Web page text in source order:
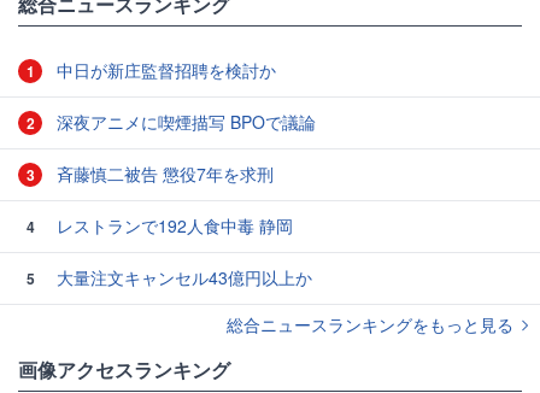
1 中日が新庄監督招聘を検討か
2 深夜アニメに喫煙描写 BPOで議論
3 斉藤慎二被告 懲役7年を求刑
4 レストランで192人食中毒 静岡
5
大量注文キャンセル43億円以上か
総合ニュースランキングをもっと見る
画像アクセスランキング